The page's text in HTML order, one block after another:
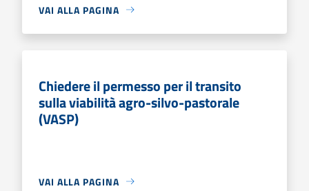
VAI ALLA PAGINA
Chiedere il permesso per il transito
sulla viabilità agro-silvo-pastorale
(VASP)
VAI ALLA PAGINA